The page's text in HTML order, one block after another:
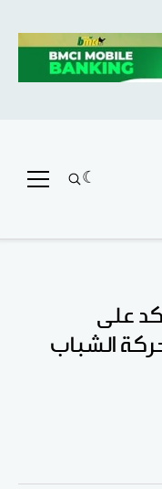
على
الشباب